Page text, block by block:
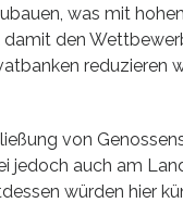
was mit
damit den
reduzieren
von
jedoch auch am
würden hier